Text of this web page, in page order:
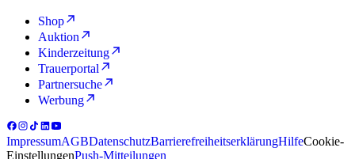
Shop
Auktion
Kinderzeitung
Trauerportal
Partnersuche
Werbung
ImpressumAGBDatenschutzBarrierefreiheitserklärungHilfeCookie-
EinstellungenPush-Mitteilungen